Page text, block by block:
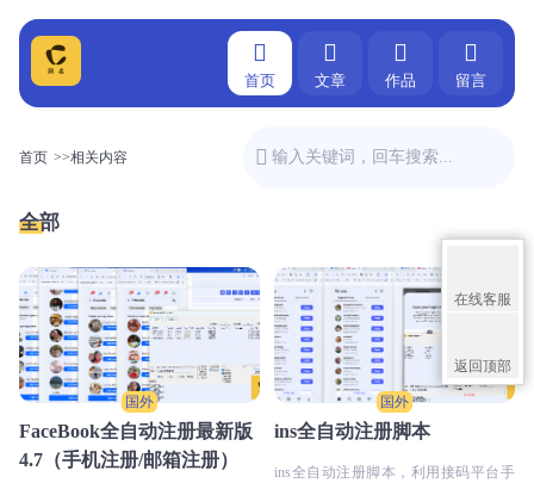
在线客服
返回顶部
首页 文章 作品 留言
首页 >>相关内容
全部
国外
FaceBook全自动注册最新版
4.7（手机注册/邮箱注册）
国外
ins全自动注册脚本
ins全自动注册脚本，利用接码平台手